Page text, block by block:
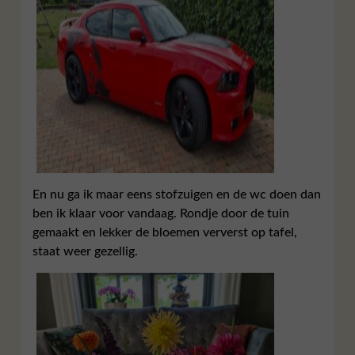
En nu ga ik maar eens stofzuigen en de wc doen dan
ben ik klaar voor vandaag. Rondje door de tuin
gemaakt en lekker de bloemen ververst op tafel,
staat weer gezellig.